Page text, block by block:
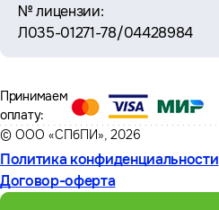
№ лицензии:
Л035-01271-78/04428984
© ООО «СПбПИ», 2026
Политика конфиденциальности
Договор-оферта
Принимаем
оплату: